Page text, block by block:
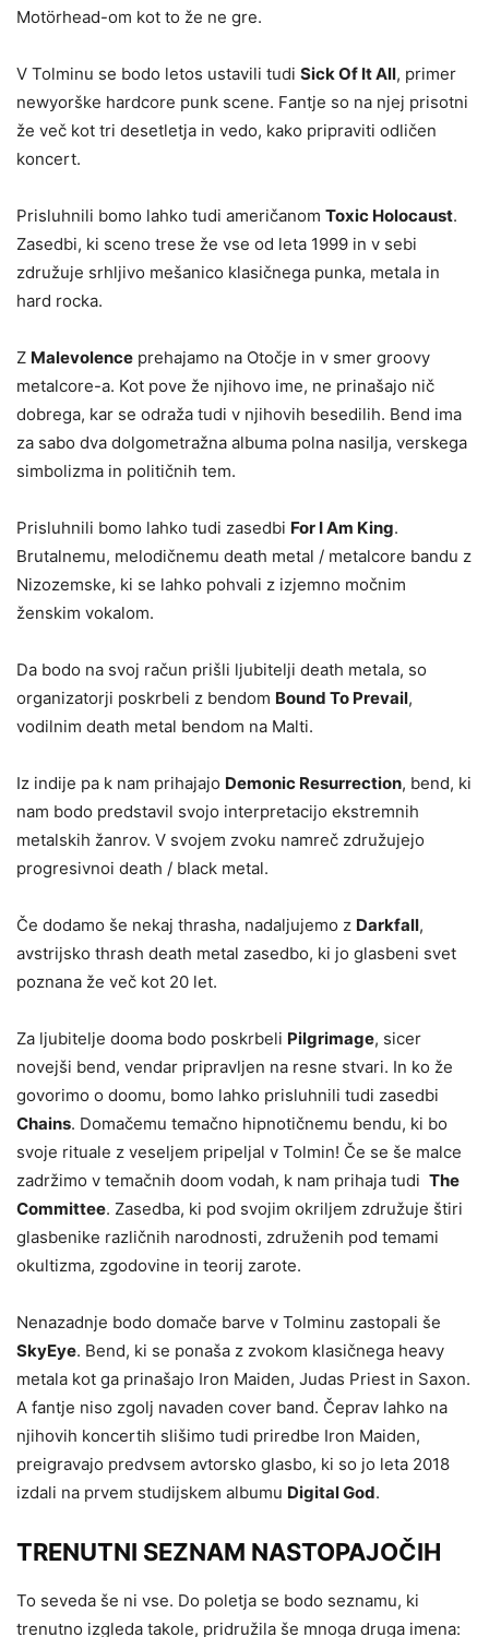
Motörhead-om kot to že ne gre.
V Tolminu se bodo letos ustavili tudi Sick Of It All, primer
newyorške hardcore punk scene. Fantje so na njej prisotni
že več kot tri desetletja in vedo, kako pripraviti odličen
koncert.
Prisluhnili bomo lahko tudi američanom Toxic Holocaust.
Zasedbi, ki sceno trese že vse od leta 1999 in v sebi
združuje srhljivo mešanico klasičnega punka, metala in
hard rocka.
Z Malevolence prehajamo na Otočje in v smer groovy
metalcore-a. Kot pove že njihovo ime, ne prinašajo nič
dobrega, kar se odraža tudi v njihovih besedilih. Bend ima
za sabo dva dolgometražna albuma polna nasilja, verskega
simbolizma in političnih tem.
Prisluhnili bomo lahko tudi zasedbi For I Am King.
Brutalnemu, melodičnemu death metal / metalcore bandu z
Nizozemske, ki se lahko pohvali z izjemno močnim
ženskim vokalom.
Da bodo na svoj račun prišli ljubitelji death metala, so
organizatorji poskrbeli z bendom Bound To Prevail,
vodilnim death metal bendom na Malti.
Iz indije pa k nam prihajajo Demonic Resurrection, bend, ki
nam bodo predstavil svojo interpretacijo ekstremnih
metalskih žanrov. V svojem zvoku namreč združujejo
progresivnoi death / black metal.
Če dodamo še nekaj thrasha, nadaljujemo z Darkfall,
avstrijsko thrash death metal zasedbo, ki jo glasbeni svet
poznana že več kot 20 let.
Za ljubitelje dooma bodo poskrbeli Pilgrimage, sicer
novejši bend, vendar pripravljen na resne stvari. In ko že
govorimo o doomu, bomo lahko prisluhnili tudi zasedbi
Chains. Domačemu temačno hipnotičnemu bendu, ki bo
svoje rituale z veseljem pripeljal v Tolmin! Če se še malce
zadržimo v temačnih doom vodah, k nam prihaja tudi The
Committee. Zasedba, ki pod svojim okriljem združuje štiri
glasbenike različnih narodnosti, združenih pod temami
okultizma, zgodovine in teorij zarote.
Nenazadnje bodo domače barve v Tolminu zastopali še
SkyEye. Bend, ki se ponaša z zvokom klasičnega heavy
metala kot ga prinašajo Iron Maiden, Judas Priest in Saxon.
A fantje niso zgolj navaden cover band. Čeprav lahko na
njihovih koncertih slišimo tudi priredbe Iron Maiden,
preigravajo predvsem avtorsko glasbo, ki so jo leta 2018
izdali na prvem studijskem albumu Digital God.
TRENUTNI SEZNAM NASTOPAJOČIH
To seveda še ni vse. Do poletja se bodo seznamu, ki
trenutno izgleda takole, pridružila še mnoga druga imena: